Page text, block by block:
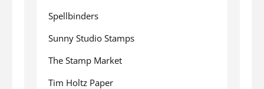
Spellbinders
Sunny Studio Stamps
The Stamp Market
Tim Holtz Paper